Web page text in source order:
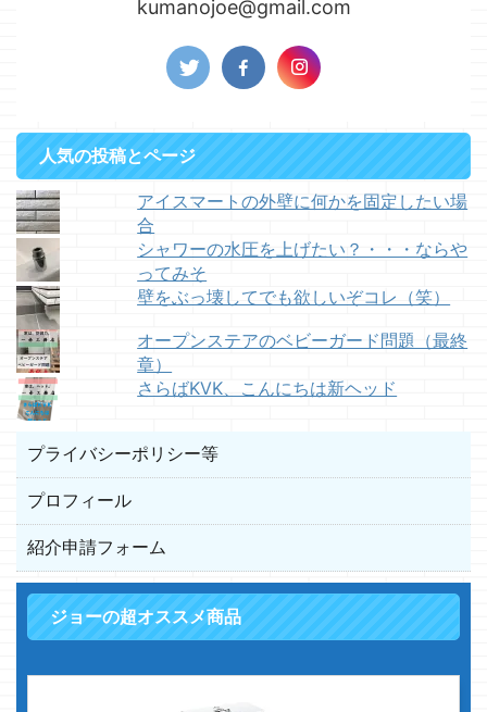
kumanojoe@gmail.com
人気の投稿とページ
アイスマートの外壁に何かを固定したい場
合
シャワーの水圧を上げたい？・・・ならや
ってみそ
壁をぶっ壊してでも欲しいぞコレ（笑）
オープンステアのベビーガード問題（最終
章）
さらばKVK、こんにちは新ヘッド
プライバシーポリシー等
プロフィール
紹介申請フォーム
ジョーの超オススメ商品